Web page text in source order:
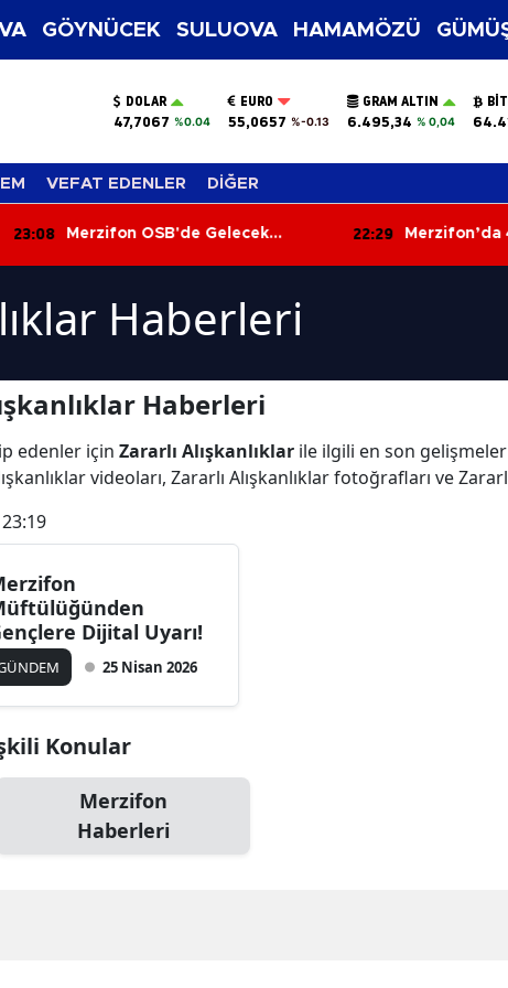
GÖYNÜCEK SULUOVA HAMAMÖZÜ
DOLAR
47,7067 %0.04
EURO
55,0657 %-0.13
GRAM ALTIN
6.495,34 % 0,04
VEFAT EDENLER DİĞER
23:08
Merzifon OSB'de Gelecek
22:29
Merzifon’da
Haberleri
Haberleri
edenler için Zararlı Alışkanlıklar ile ilgili en son gelişmeler
videoları, Zararlı Alışkanlıklar fotoğrafları ve
Dijital Uyarı!
25 Nisan 2026
Konular
Merzifon
Haberleri